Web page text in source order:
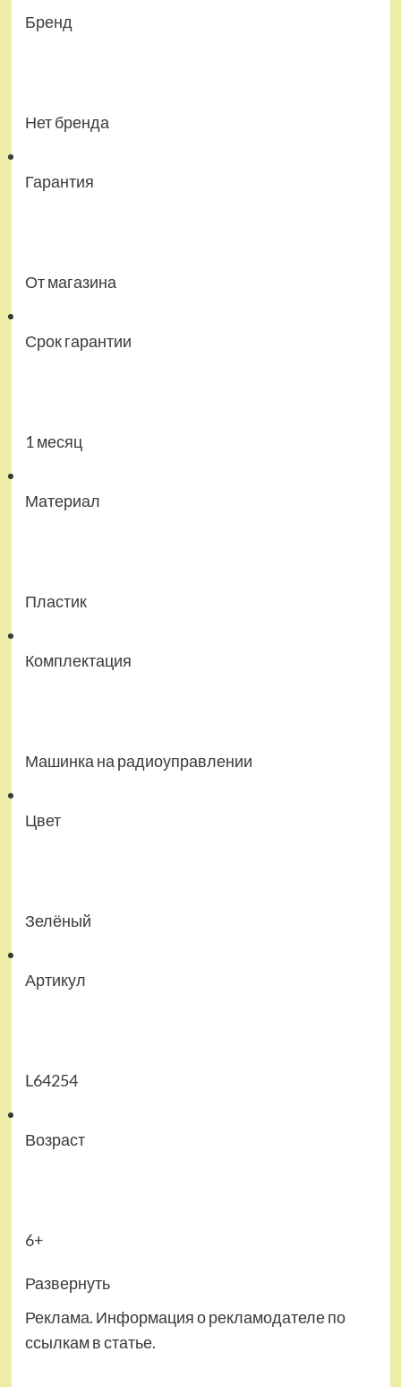
Бренд
Нет бренда
Гарантия
От магазина
Срок гарантии
1 месяц
Материал
Пластик
Комплектация
Машинка на радиоуправлении
Цвет
Зелёный
Артикул
L64254
Возраст
6+
Развернуть
Реклама. Информация о рекламодателе по
ссылкам в статье.